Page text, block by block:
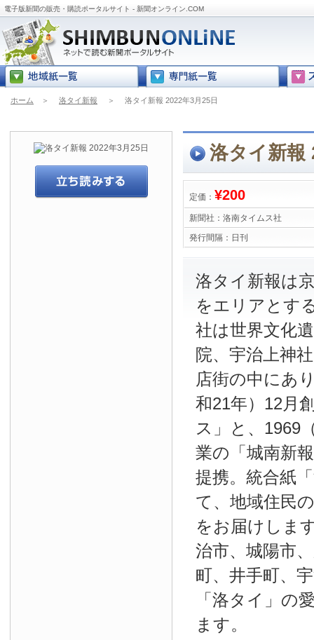
電子版新聞の販売・購読ポータルサイト - 新聞オンライン.COM
ホーム ＞ 洛タイ新報 ＞ 洛タイ新報 2022年3月25日
洛タイ新報
定価： ¥200
新聞社： 洛南タイムス社
発行間隔： 日刊
洛タイ新報は
をエリアとす
社は世界文化
院、宇治上神
店街の中にあ
和21年）12月
ス」と、1969
業の「城南新
提携。統合紙
て、地域住民
をお届けしま
治市、城陽市
町、井手町、
「洛タイ」の
ます。